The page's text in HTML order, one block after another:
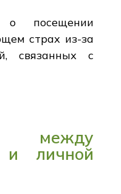
о посещении
страх из-за
связанных с
и личной